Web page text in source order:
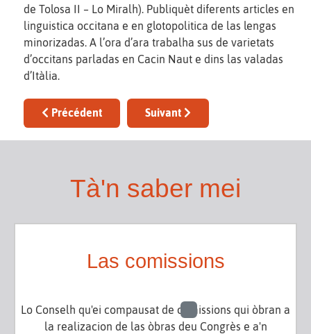
de Tolosa II – Lo Miralh). Publiquèt diferents articles en
linguistica occitana e en glotopolitica de las lengas
minorizadas. A l’ora d’ara trabalha sus de varietats
d’occitans parladas en Cacin Naut e dins las valadas
d’Itàlia.
Article précédent : Rafèu SICHEL BAZIN
Précédent Article suivant : Patric SAUZET
Suivant
Tà'n saber mei
Las comissions
Lo Conselh qu'ei compausat de comissions qui òbran a
la realizacion de las òbras deu Congrès e a'n